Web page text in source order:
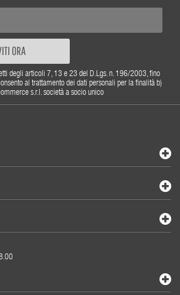
ORA
degli articoli 7, 13 e 23 del D.Lgs. n. 196/2003, fino
al trattamento dei dati personali per la finalità b)
s.r.l. società a socio unico